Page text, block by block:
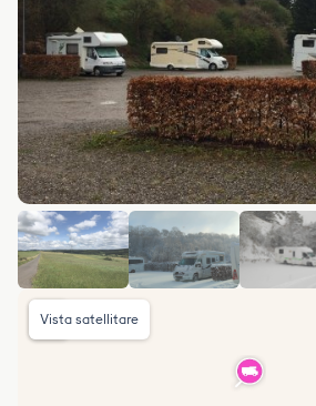
Vista satellitare